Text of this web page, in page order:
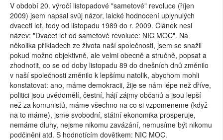
V období 20. výročí listopadové "sametové" revoluce (říjen
2009) jsem napsal svůj názor, laické hodnocení uplynulých
dvaceti let, tedy od listopadu 1989 do r. 2009. Článek nesl
název: "Dvacet let od sametové revoluce: NIC MOC". Na
několika příkladech ze života naší společnosti, jsem se snažil
pokud možno objektivně, ale velmi obecně a stručně, popsat a
zhodnotit, co se od doby listopadu 89 do dnešních dnů změnilo
v naší společnosti změnilo k lepšímu natolik, abychom mohli
konstatovat: ano, máme demokracii, žije se nám lépe než dříve,
politici jsou uvědomělí, čestní, hájí zájmy občanů a jsou lepší
než za komunistů, máme všechno na co si vzpomeneme (když
na to máme), jsme svobodní, státní ekonomika prosperuje,
nemáme dluhy, nejsme nikomu zavázání, nemusíme být nikomu
podčiněni atd. S hodnotícím dovětkem: NIC MOC.